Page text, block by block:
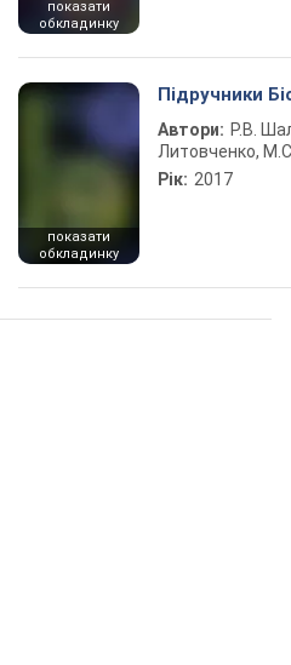
показати
обкладинку
показати
обкладинку
Підручники
Автори: Р.В.
Литовченко,
Рік: 2017